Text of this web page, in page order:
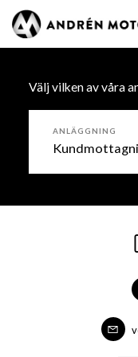
Välj vilken av våra
ANLÄGGNING